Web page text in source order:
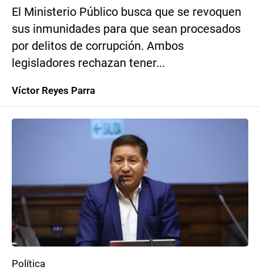
El Ministerio Público busca que se revoquen
sus inmunidades para que sean procesados
por delitos de corrupción. Ambos
legisladores rechazan tener...
Víctor Reyes Parra
Política